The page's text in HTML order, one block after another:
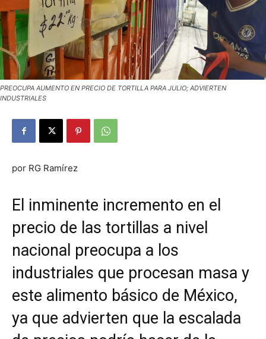
PREOCUPA AUMENTO EN PRECIO DE TORTILLA PARA JULIO; ADVIERTEN
INDUSTRIALES
por RG Ramírez
El inminente incremento en el
precio de las tortillas a nivel
nacional preocupa a los
industriales que procesan masa y
este alimento básico de México,
ya que advierten que la escalada